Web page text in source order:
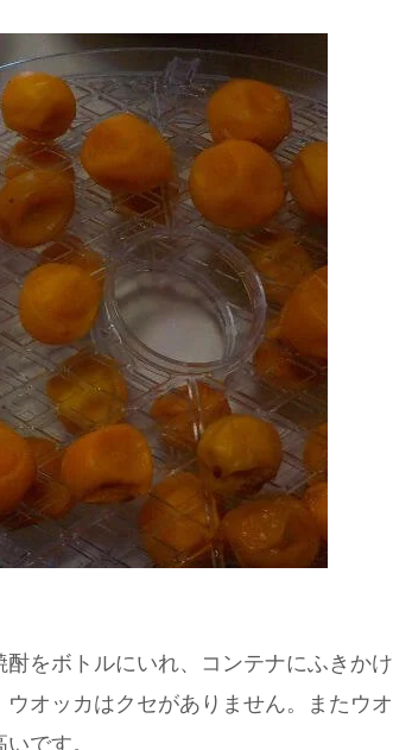
酎をボトルにいれ、コンテナにふきかけ
オッカはクセがありません。またウオ
です。